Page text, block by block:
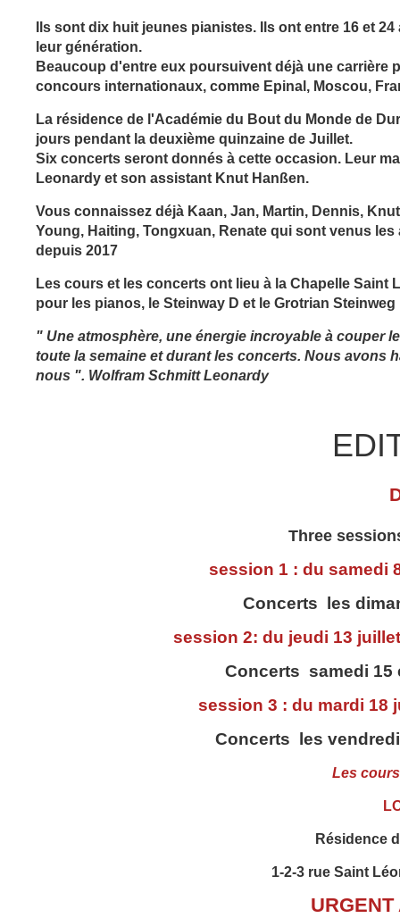
Ils sont dix huit jeunes pianistes. Ils ont entre 16 et
leur génération.
Beaucoup d'entre eux poursuivent déjà une carrière
concours internationaux, comme Epinal, Moscou,
La résidence de l'Académie du Bout du Monde de
jours pendant la deuxième quinzaine de Juillet.
Six concerts seront donnés à cette occasion. Leur
Leonardy et son assistant Knut Hanßen.
Vous connaissez déjà Kaan, Jan, Martin, Dennis,
Young, Haiting, Tongxuan, Renate qui sont venus les
depuis 2017
Les cours et les concerts ont lieu à la Chapelle
pour les pianos, le Steinway D et le Grotrian Steinweg
" Une atmosphère, une énergie incroyable à couper
toute la semaine et durant les concerts. Nous avons
nous ". Wolfram Schmitt Leonardy
Three
session 1 : du samedi
Concerts les
session 2: du jeudi 13
Concerts samedi 15
session 3 : du mardi 18
Concerts les
Les
Résidence
1-2-3 rue Saint
URGENT